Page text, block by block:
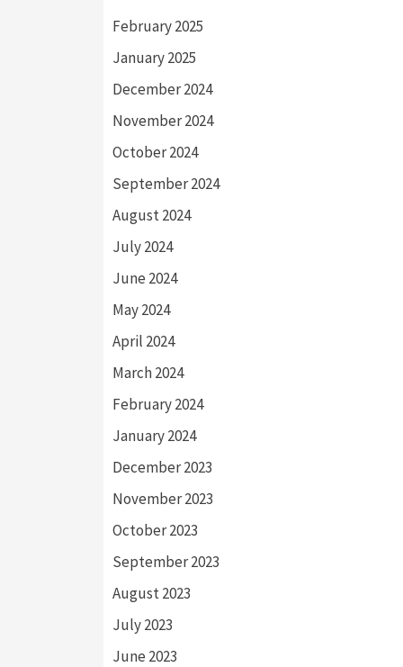
February 2025
January 2025
December 2024
November 2024
October 2024
September 2024
August 2024
July 2024
June 2024
May 2024
April 2024
March 2024
February 2024
January 2024
December 2023
November 2023
October 2023
September 2023
August 2023
July 2023
June 2023